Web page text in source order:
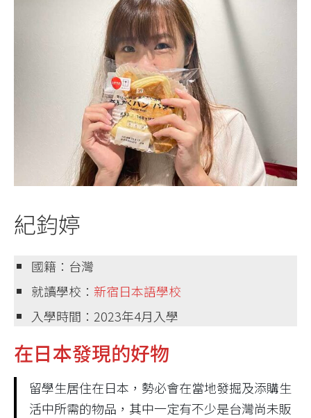
紀鈞婷
國籍：台灣
就讀學校： 新宿日本語學校
入學時間：2023年4月入學
在日本發現的好物
留學生居住在日本，勢必會在當地發掘及添購生
活中所需的物品，其中一定有不少是台灣尚未販